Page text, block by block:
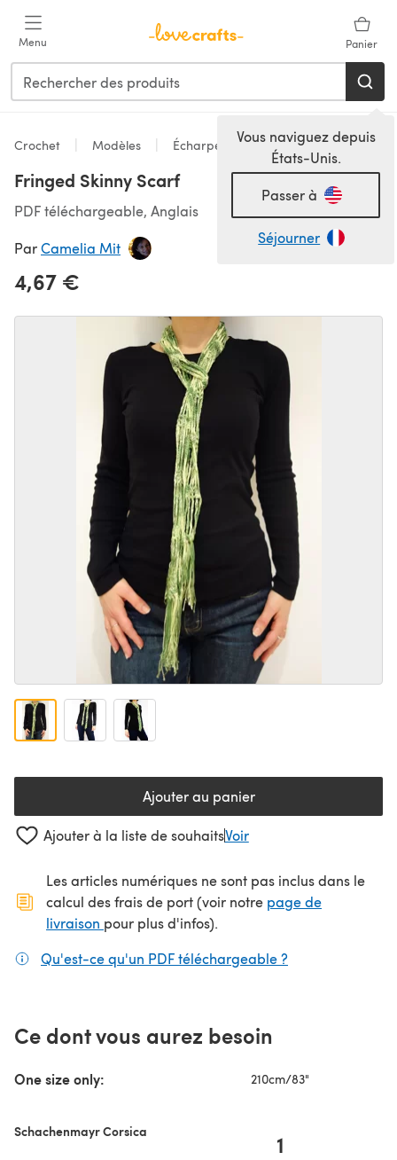
Menu Panier
Vous naviguez depuis
États-Unis.
Passer à
Séjourner
Crochet Modèles Écharpes & Châles
Fringed Skinny Scarf
PDF téléchargeable, Anglais
ParCamelia Mit
4,67 €
Ajouter au panier
Ajouter à la liste de souhaitsVoir
Les articles numériques ne sont pas inclus dans le
calcul des frais de port (voir notre page de
livraison (s'ouvre dans un nouvel onglet)
pour plus d'infos).
Qu'est-ce qu'un PDF téléchargeable ?
Ce dont vous aurez besoin
One size only: 210cm/83"
Schachenmayr Corsica 1